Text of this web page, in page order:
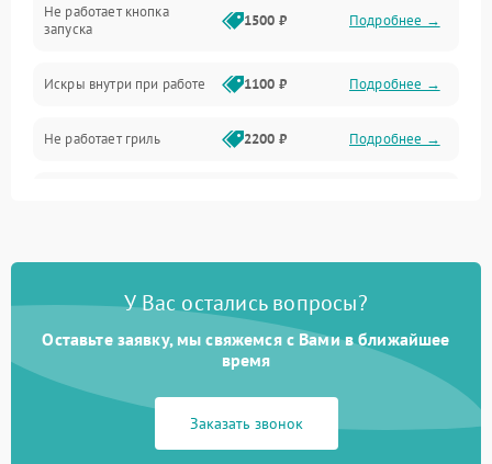
Нагрев и приготовление
Программное обеспечение
Не работает кнопка
запуска
1500 ₽ Подробнее →
Искры внутри при работе 1100 ₽ Подробнее →
Не работает гриль 2200 ₽ Подробнее →
Появление запаха гари 2400 ₽ Подробнее →
Проблемы с вентилятором 2000 ₽
Поломка системы
охлаждения
Подробнее →
Не работают сенсорные
У Вас остались вопросы?
Оставьте заявку, мы свяжемся с Вами в ближайшее
время
Заказать звонок